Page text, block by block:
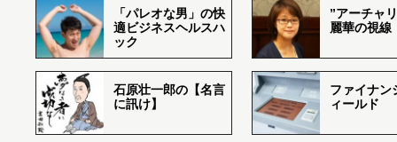
「パレオな男」の快
適ビジネスヘルスハ
ック
”アーチャ
麗華の視線
石原壮一郎の【名言
に訊け】
ファイナン
ィールド